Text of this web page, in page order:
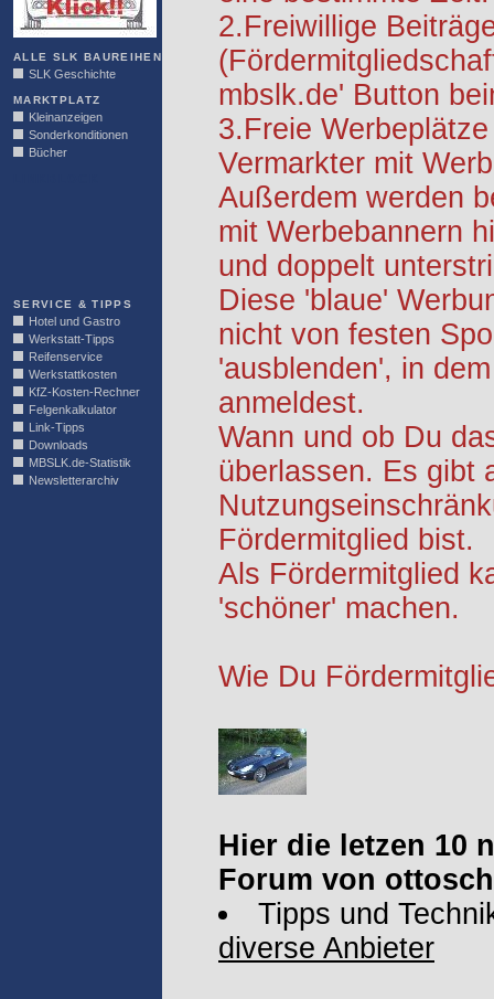
ALLE SLK BAUREIHEN
SLK Geschichte
MARKTPLATZ
Kleinanzeigen
Sonderkonditionen
Bücher
SERVICE & TIPPS
Hotel und Gastro
Werkstatt-Tipps
Reifenservice
Werkstattkosten
KfZ-Kosten-Rechner
Felgenkalkulator
Link-Tipps
Downloads
MBSLK.de-Statistik
Newsletterarchiv
2.Freiwillige
mbslk.de' Button
3.Freie
Vermarkter mit
Außerdem werden
mit Werbebannern
und doppelt
Diese 'blaue'
nicht von festen
'ausblenden', in
anmeldest.
Wann und ob Du
überlassen. Es gibt
Fördermitglied bist.
Als Fördermitglied
'schöner' machen.
Wie Du
Hier die letzen 10
Forum von
Tipps und
diverse Anbieter